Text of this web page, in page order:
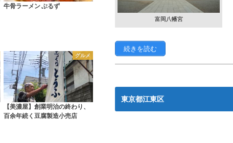
牛骨ラーメン ぶるず
グルメ
【美濃屋】創業明治の終わり、
百余年続く豆腐製造小売店
富岡八幡宮
続きを読む
東京都江東区